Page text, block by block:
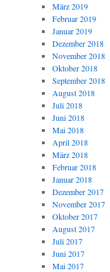
März 2019
Februar 2019
Januar 2019
Dezember 2018
November 2018
Oktober 2018
September 2018
August 2018
Juli 2018
Juni 2018
Mai 2018
April 2018
März 2018
Februar 2018
Januar 2018
Dezember 2017
November 2017
Oktober 2017
August 2017
Juli 2017
Juni 2017
Mai 2017